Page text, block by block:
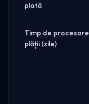
plată
Timp de
plății (zile)